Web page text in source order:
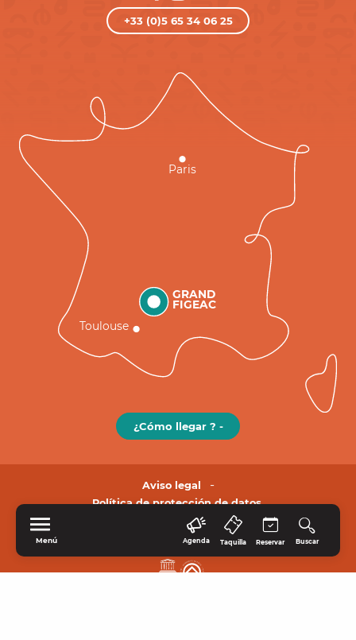
Menú Agenda Taquilla Reservar Buscar
+33 (0)5 65 34 06 25
GRAND
FIGEAC
Toulouse
Paris
¿Cómo llegar ? -
Aviso legal
Política de protección de datos.